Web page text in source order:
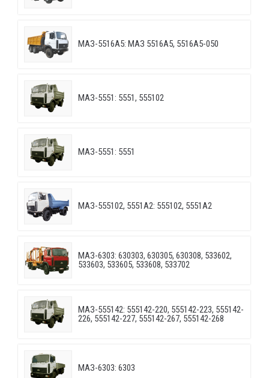
МАЗ-5516А5: МАЗ 5516А5, 5516А5-050
МАЗ-5551: 5551, 555102
МАЗ-5551: 5551
МАЗ-555102, 5551А2: 555102, 5551А2
МАЗ-6303: 630303, 630305, 630308, 533602,
533603, 533605, 533608, 533702
МАЗ-555142: 555142-220, 555142-223, 555142-
226, 555142-227, 555142-267, 555142-268
МАЗ-6303: 6303